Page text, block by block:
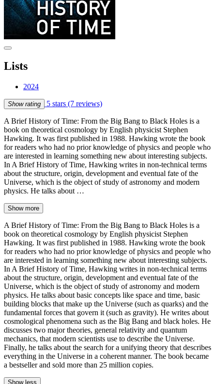
Lists
2024
Show rating 5 stars (7 reviews)
A Brief History of Time: From the Big Bang to Black Holes is a
book on theoretical cosmology by English physicist Stephen
Hawking. It was first published in 1988. Hawking wrote the book
for readers who had no prior knowledge of physics and people who
are interested in learning something new about interesting subjects.
In A Brief History of Time, Hawking writes in non-technical terms
about the structure, origin, development and eventual fate of the
Universe, which is the object of study of astronomy and modern
physics. He talks about …
Show more
A Brief History of Time: From the Big Bang to Black Holes is a
book on theoretical cosmology by English physicist Stephen
Hawking. It was first published in 1988. Hawking wrote the book
for readers who had no prior knowledge of physics and people who
are interested in learning something new about interesting subjects.
In A Brief History of Time, Hawking writes in non-technical terms
about the structure, origin, development and eventual fate of the
Universe, which is the object of study of astronomy and modern
physics. He talks about basic concepts like space and time, basic
building blocks that make up the Universe (such as quarks) and the
fundamental forces that govern it (such as gravity). He writes about
cosmological phenomena such as the Big Bang and black holes. He
discusses two major theories, general relativity and quantum
mechanics, that modern scientists use to describe the Universe.
Finally, he talks about the search for a unifying theory that describes
everything in the Universe in a coherent manner. The book became
a bestseller and sold more than 25 million copies.
Show less